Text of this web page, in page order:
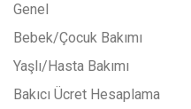
Genel
Bebek/Çocuk Bakımı
Yaşlı/Hasta Bakımı
Bakıcı Ücret Hesaplama